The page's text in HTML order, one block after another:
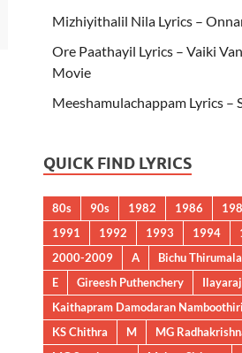
Mizhiyithalil Nila Lyrics –
Ore Paathayil Lyrics – Vaiki
Movie
Meeshamulachappam Lyrics –
QUICK FIND LYRICS
80s 90s 1982 1986
1991
1992 1993 1994
2000-2009
A Bichu Thirumala
E
Gireesh Puthenchery
Kaithapram Damodaran Namboothiri
KS Chithra
M
MG